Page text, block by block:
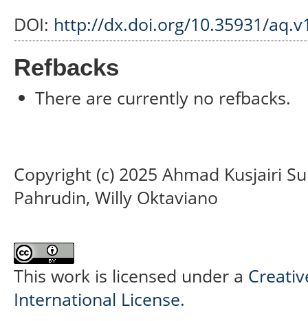
DOI: http://dx.doi.org/10.35931/
Refbacks
There are currently no refbacks.
Copyright (c) 2025 Ahmad Kusjairi
Pahrudin, Willy Oktaviano
This work is licensed under a
International License.